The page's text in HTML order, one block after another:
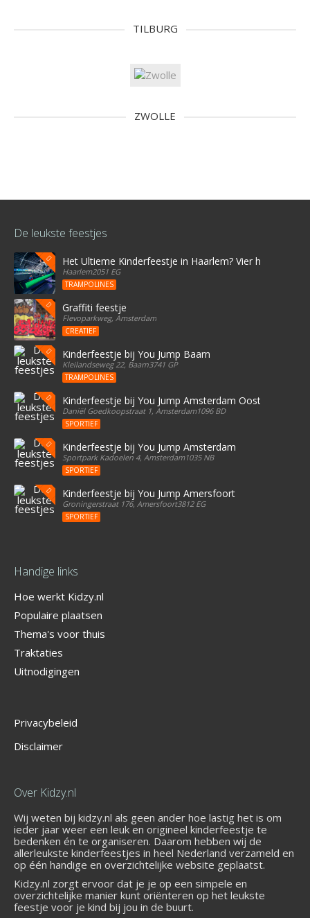
TILBURG
ZWOLLE
De leukste feestjes
Het Ultieme Kinderfeestje in Haarlem? Vier het bij
Haarlem2051 EG
TRAMPOLINES
Graffiti feestje
Flevoparkweg, Amsterdam
CREATIEF
Kinderfeestje bij You Jump Baarn
Kleilandseweg 22, Baarn3741 GP
TRAMPOLINES
Kinderfeestje bij You Jump Amsterdam Oost
Daniël Goedkoopstraat 1, Amsterdam1096 BD
SPORTIEF
Kinderfeestje bij You Jump Amsterdam
Sportpark Kadoelen 4, Amsterdam1035 NB
SPORTIEF
Kinderfeestje bij You Jump Amersfoort
Groningerstraat 176, Amersfoort3812 EG
SPORTIEF
Handige links
Hoe werkt Kidzy.nl
Populaire plaatsen
Thema's voor thuis
Traktaties
Uitnodigingen
Privacybeleid
Disclaimer
Over Kidzy.nl
Wij weten bij kidzy.nl als geen ander hoe lastig het is om
ieder jaar weer een leuk en origineel kinderfeestje te
bedenken én te organiseren. Daarom hebben wij de
allerleukste kinderfeestjes in heel Nederland verzameld en
op één handige en overzichtelijke website geplaatst.
Kidzy.nl zorgt ervoor dat je je op een simpele en
overzichtelijke manier kunt oriënteren op het leukste
feestje voor je kind bij jou in de buurt.